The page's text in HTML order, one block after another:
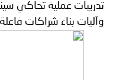
تدريبات عملية تحاكي
وآليات بناء شراكات